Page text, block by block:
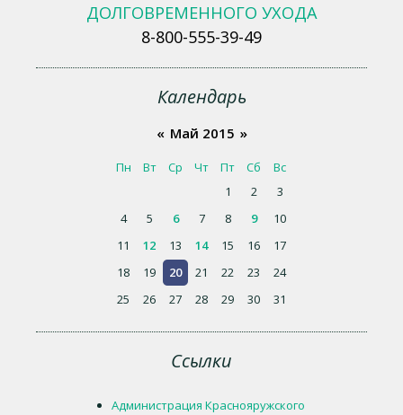
ДОЛГОВРЕМЕННОГО УХОДА
8-800-555-39-49
Календарь
« Май 2015 »
Пн Вт Ср Чт Пт Сб
Вс
1
2
3
4
5 6 7 8 9
10
11
12 13 14 15 16
17
18
19 20 21 22 23
24
25
26 27 28 29 30 31
Ссылки
Администрация Краснояружского